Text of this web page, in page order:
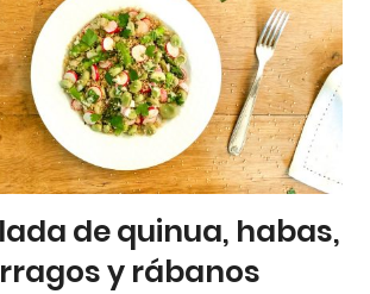
de quinua, habas,
y rábanos